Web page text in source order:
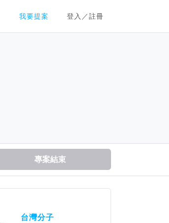
我要提案 登入／註冊
專案結束
台灣分子